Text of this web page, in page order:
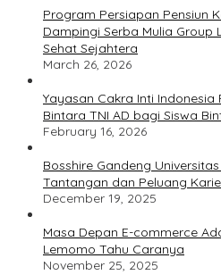
Program Persiapan Pensiun
Dampingi Serba Mulia Group
Sehat Sejahtera
March 26, 2026
Yayasan Cakra Inti
Bintara TNI AD bagi Siswa
February 16, 2026
Bosshire Gandeng
Tantangan dan Peluang
December 19, 2025
Masa Depan E-commerce
Lemomo Tahu Caranya
November 25, 2025